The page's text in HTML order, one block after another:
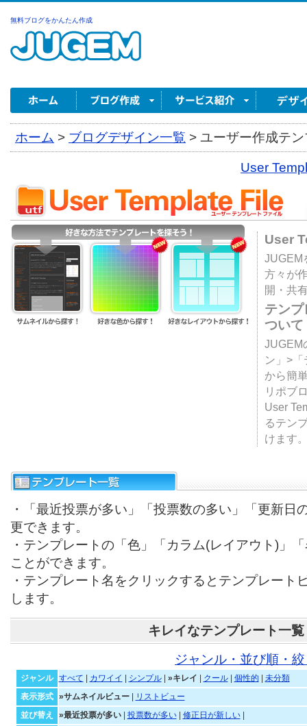
無料ブログをかんたん作成
ホーム > ブログデザイン一覧 > ユーザー作成テ
User
User
JUGEM
方々が
開・共
テン
ついて
JUGEM
ン」>
から簡
リポブ
User
るテン
けます
・「最近投票が多い」「投票数の多い」「更新日
更できます。
・テンプレートの「色」「カラム(レイアウト)」
ことができます。
・テンプレート名をクリックするとテンプレート
します。
キレイなテンプレート一覧
ジャンル・並び順・
ジャンル すべて カワイイ シンプル| »キレイ クール| 個性的
未分類
表示形式
»サムネイルビュー|
リストビュー
並び替え
»最近投票が多い| 投票数が多い| 修正日が新しい|